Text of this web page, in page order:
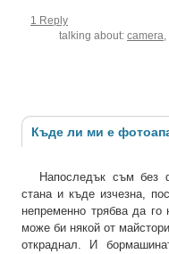
1 Reply
talking about: camera
Къде ли ми е
Напоследък съм без
стана и къде изчезна,
непременно трябва да
може би някой от
откраднал. И